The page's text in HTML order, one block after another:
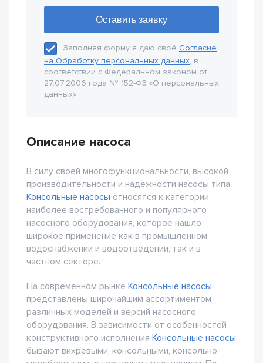
Заполняя форму я даю своё Согласие
на Обработку персональных данных, в
соответствии с Федеральном законом от
27.07.2006 года № 152-Ф3 «О персональных
данных».
Описание насоса
В силу своей многофункциональности, высокой
производительности и надежности насосы типа
Консольные насосы относятся к категории
наиболее востребованного и популярного
насосного оборудования, которое нашло
широкое применение как в промышленном
водоснабжении и водоотведении, так и в
частном секторе.
На современном рынке Консольные насосы
представлены широчайшим ассортиментом
различных моделей и версий насосного
оборудования. В зависимости от особенностей
конструктивного исполнения Консольные насосы
бывают вихревыми, консольными, консольно-